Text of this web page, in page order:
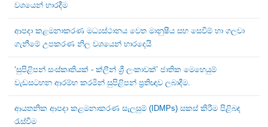
වශයෙන් භාරදීම
ආපදා කළමනාකරණ මධ්‍යස්ථානය වෙත මානුෂීය සහ සෙවීම් හා ගලවා
ගැනීමේ උපකරණ නිල වශයෙන් භාරදෙයි
‘සුපිළිපන් සංස්කෘතියක් - ක්ලීන් ශ්‍රී ලංකාවක්’ ජාතික මෙහෙයුම්
වැඩසටහන ආරම්භ කරමින් සුපිළිපන් ප්‍රතිඥාව ලබාදීම.
ආයතනික ආපදා කළමනාකරණ සැලසුම් (IDMPs) සකස් කිරීම පිළිබඳ
රැස්වීම